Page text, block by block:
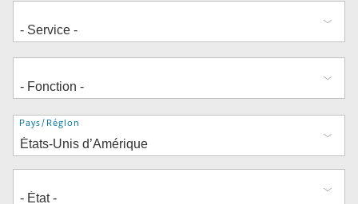
Adresse
Pays/Région